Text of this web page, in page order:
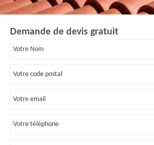
Demande de devis gratuit